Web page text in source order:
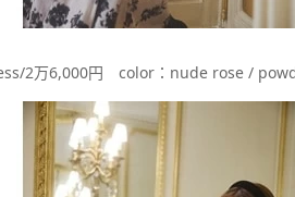
2万6,000円 color：nude rose /